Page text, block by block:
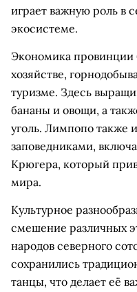
играет важную роль в
экосистеме.
Экономика провинции
хозяйстве,
туризме. Здесь
бананы и овощи, а
уголь. Лимпопо также
заповедниками,
Крюгера, который
мира.
Культурное
смешение различных
народов северного
сохранились
танцы, что делает её